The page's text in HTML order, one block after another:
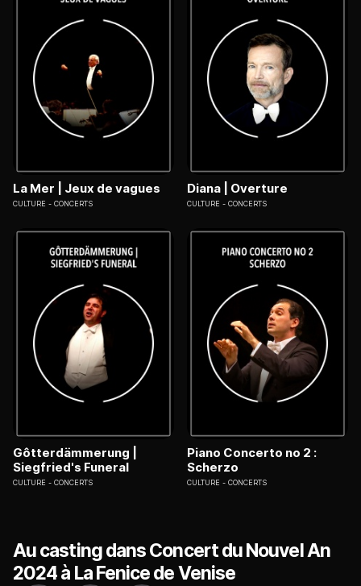
La Mer | Jeux de vagues
CULTURE CONCERTS
Diana | Overture
CULTURE CONCERTS
Gôtterdämmerung |
Siegfried's Funeral
CULTURE CONCERTS
Piano Concerto no 2 :
Scherzo
CULTURE CONCERTS
Au casting dans Concert du Nouvel An
2024 à La Fenice de Venise